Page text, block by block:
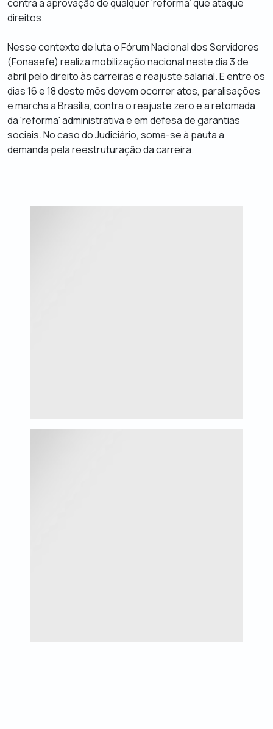
contra a aprovação de qualquer ‘reforma’ que ataque
direitos.
Nesse contexto de luta o Fórum Nacional dos Servidores
(Fonasefe) realiza mobilização nacional neste dia 3 de
abril pelo direito às carreiras e reajuste salarial. E entre os
dias 16 e 18 deste mês devem ocorrer atos, paralisações
e marcha a Brasília, contra o reajuste zero e a retomada
da 'reforma' administrativa e em defesa de garantias
sociais. No caso do Judiciário, soma-se à pauta a
demanda pela reestruturação da carreira.